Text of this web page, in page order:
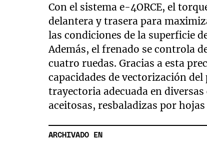
Con el sistema e-4ORCE, el
delantera y trasera para
las condiciones de la superficie
Además, el frenado se controla
cuatro ruedas. Gracias a esta
capacidades de vectorización
trayectoria adecuada en
aceitosas, resbaladizas por
ARCHIVADO EN